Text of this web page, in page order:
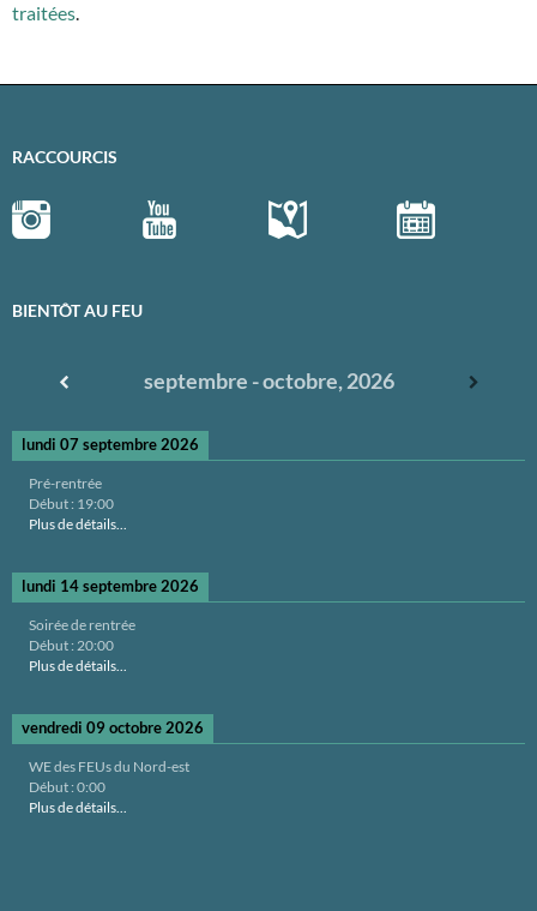
traitées.
RACCOURCIS
BIENTÔT AU FEU
septembre - octobre, 2026
lundi 07 septembre 2026
Pré-rentrée
Début : 19:00
Plus de détails...
lundi 14 septembre 2026
Soirée de rentrée
Début : 20:00
Plus de détails...
vendredi 09 octobre 2026
WE des FEUs du Nord-est
Début : 0:00
Plus de détails...